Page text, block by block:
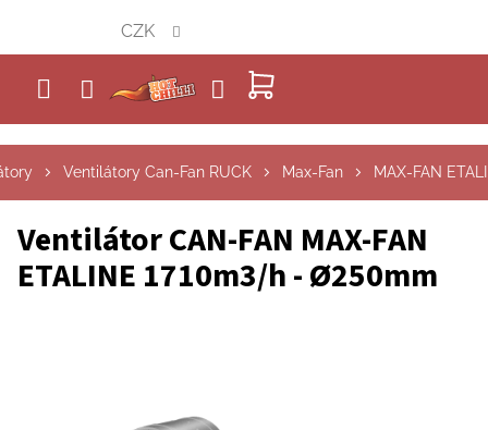
obsah
NÁKUPNÍ
KOŠÍK
CZK
Ventilátory Can-Fan RUCK Max-Fan MAX-FAN
Ventilátor CAN-FAN MAX-FAN
ETALINE 1710m3/h - Ø250mm